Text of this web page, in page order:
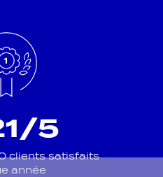
5
clients satisfaits
année